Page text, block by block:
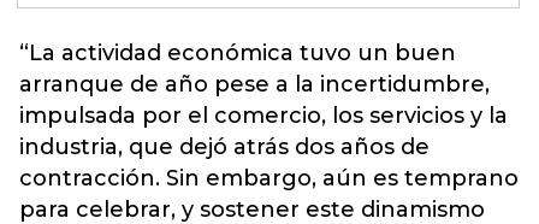
“La actividad económica tuvo un buen
arranque de año pese a la incertidumbre,
impulsada por el comercio, los servicios y la
industria, que dejó atrás dos años de
contracción. Sin embargo, aún es temprano
para celebrar, y sostener este dinamismo